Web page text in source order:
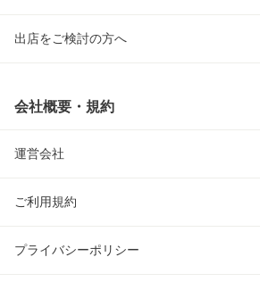
出店をご検討の方へ
会社概要・規約
運営会社
ご利用規約
プライバシーポリシー